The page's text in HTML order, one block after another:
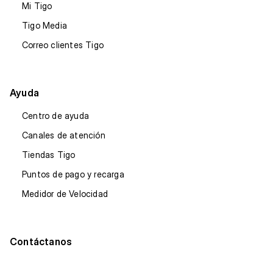
Mi Tigo
Tigo Media
Correo clientes Tigo
Ayuda
Centro de ayuda
Canales de atención
Tiendas Tigo
Puntos de pago y recarga
Medidor de Velocidad
Contáctanos